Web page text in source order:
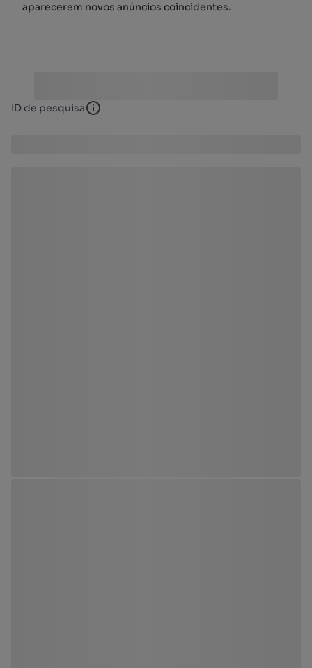
aparecerem novos anúncios coincidentes.
ID de pesquisa ID de pesquisa